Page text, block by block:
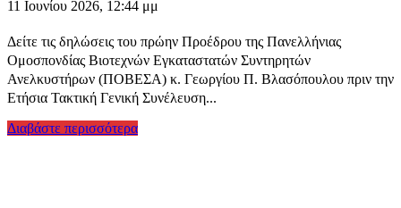
11 Ιουνίου 2026, 12:44 μμ
Δείτε τις δηλώσεις του πρώην Προέδρου της Πανελλήνιας
Ομοσπονδίας Βιοτεχνών Εγκαταστατών Συντηρητών
Ανελκυστήρων (ΠΟΒΕΣΑ) κ. Γεωργίου Π. Βλασόπουλου πριν την
Ετήσια Τακτική Γενική Συνέλευση...
Διαβάστε περισσότερα